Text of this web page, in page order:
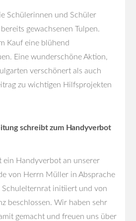
Schülerinnen und Schüler
gewachsenen Tulpen.
Kauf eine blühend
Eine wunderschöne Aktion,
verschönert als auch
zu wichtigen Hilfsprojekten
schreibt zum Handyverbot
ein Handyverbot an unserer
von Herrn Müller in Absprache
Schulelternrat initiiert und von
beschlossen. Wir haben sehr
gemacht und freuen uns über